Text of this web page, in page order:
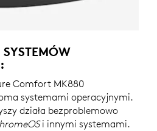
Comfort MK880
systemami operacyjnymi.
działa bezproblemowo
i innymi systemami.